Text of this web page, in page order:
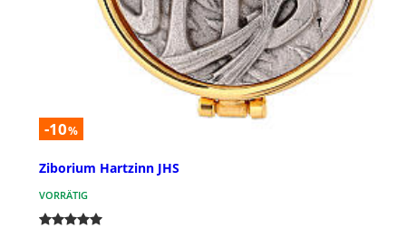
-10%
Ziborium Hartzinn JHS
VORRÄTIG